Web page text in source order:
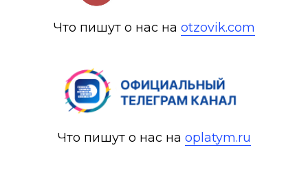
Что пишут о нас на otzovik.com
Что пишут о нас на oplatym.ru